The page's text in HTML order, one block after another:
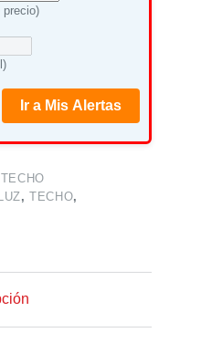
precio)
Ir a Mis Alertas
,TECHO,